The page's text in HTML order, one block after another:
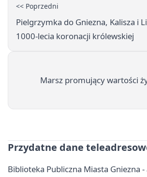
<< Poprzedni
Pielgrzymka do Gniezna, Kalisza i
1000-lecia koronacji królewskiej
Marsz promujący wartości
Przydatne dane
Biblioteka Publiczna Miasta Gniezna